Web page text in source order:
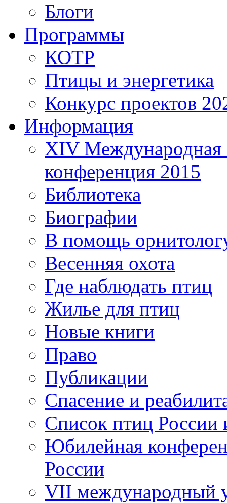
Блоги
Программы
КОТР
Птицы и энергетика
Конкурс проектов
Информация
XIV Международная
конференция 2015
Библиотека
Биографии
В помощь
Весенняя охота
Где наблюдать птиц
Жилье для птиц
Новые книги
Право
Публикации
Спасение и
Список птиц России
Юбилейная
России
VII международный